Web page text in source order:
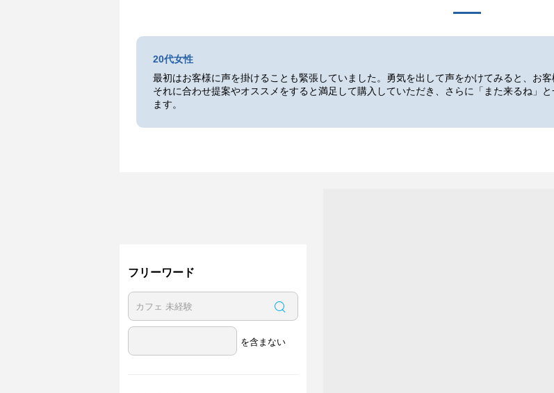
20代女性
最初はお客様に声を掛けることも緊張していました。勇気を出して声をかけてみると、お
それに合わせ提案やオススメをすると満足して購入していただき、さらに「また来るね」
ます。
フリーワード
を含まない